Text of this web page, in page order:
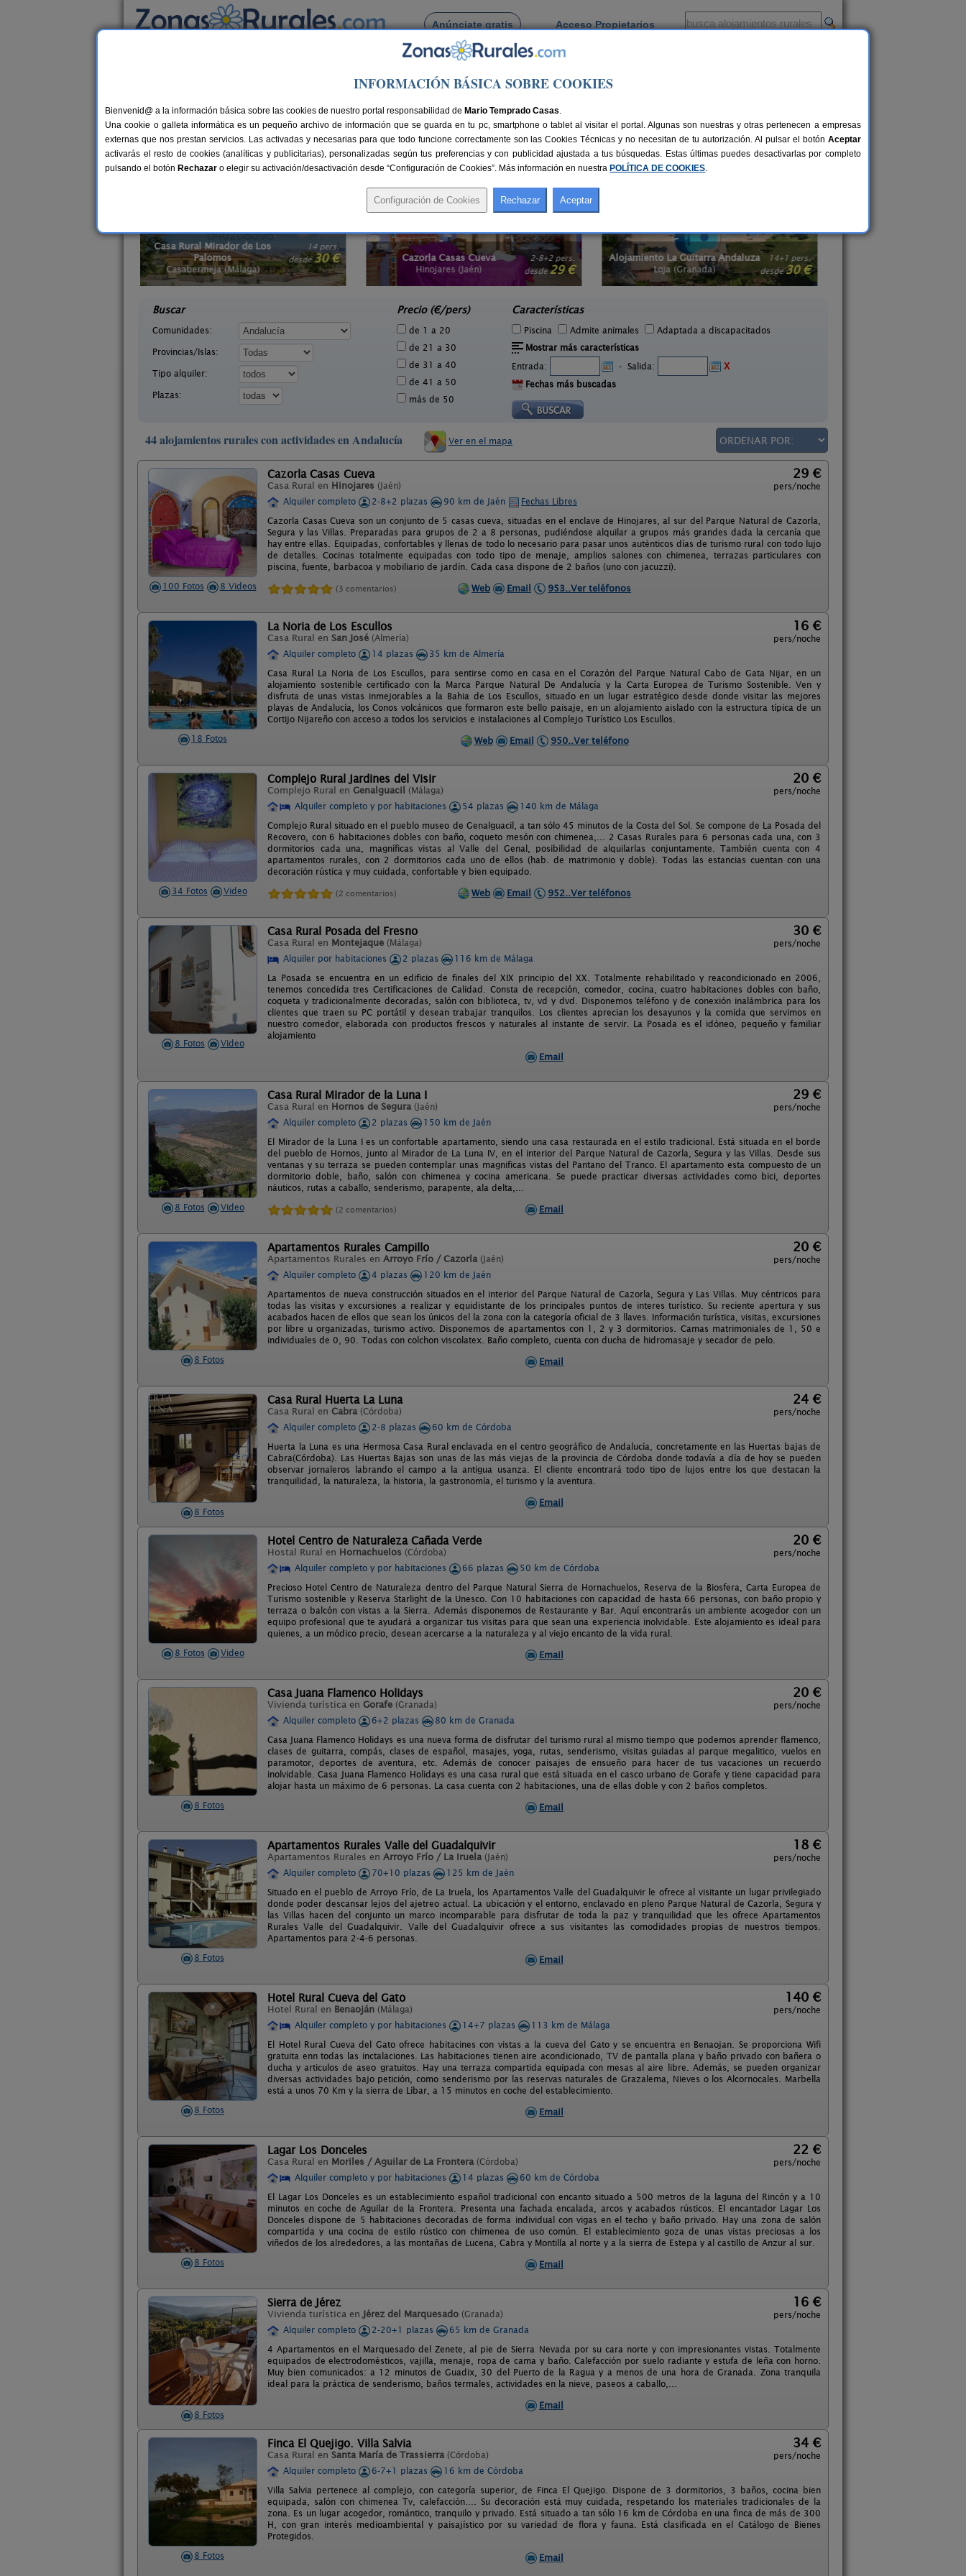
Anúnciate gratis Acceso Propietarios
Busca por pueblo
> Andalucía
Casas Rurales con actividades en Andalucía
Si además de desconectar, disfrutar de la tranquilidad de la naturaleza y del encanto de un bello paisaje, buscas un poco de turismo activo, los
alojamientos con actividades en Andalucíate presentan múltiples opciones para que disfrutes de tu viaje con otras alternativas de ocio con familiares,
amigos o en pareja. También, te recomendamos buscar
Casas recomendadas por viajeros en Andalucía , un listado de las mejor valoradas.
2-8+2 pers.
desde29 €
Cazorla Casas Cueva
Hinojares (Jaén)
14+1 pers.
desde30 €
Alojamiento La Guitarra Andaluza
Loja (Granada)
8-12+2 pers.
desde24 €
Cortijo El Paso
Vélez Blanco (Almería)
Buscar
Comunidades:
Provincias/Islas:
Tipo alquiler:
Plazas:
Precio (€/pers)
de 1 a 20
de 21 a 30
de 31 a 40
de 41 a 50
más de 50
Características
Piscina Admite animales
Adaptada a discapacitados
Mostrar más características
Entrada:
- Salida:
X
Fechas más buscadas
44 alojamientos rurales con actividades en Andalucía Ver en el mapa
100 Fotos 8 Videos
Cazorla Casas Cueva
Casa Rural en Hinojares (Jaén)
29 €
pers/noche
Alquiler completo
2-8+2 plazas 90 km de Jaén
Fechas Libres
Cazorla Casas Cueva son un conjunto de 5 casas cueva, situadas en el enclave de Hinojares, al sur del Parque Natural de Cazorla,
Segura y las Villas. Preparadas para grupos de 2 a 8 personas, pudiéndose alquilar a grupos más grandes dada la cercanía que
hay entre ellas. Equipadas, confortables y llenas de todo lo necesario para pasar unos auténticos días de turismo rural con todo lujo
de detalles. Cocinas totalmente equipadas con todo tipo de menaje, amplios salones con chimenea, terrazas particulares con
piscina, fuente, barbacoa y mobiliario de jardín. Cada casa dispone de 2 baños (uno con jacuzzi).
(3 comentarios) Web Email 953..Ver teléfonos
18 Fotos
La Noria de Los Escullos
Casa Rural en San José (Almería)
16 €
pers/noche
Alquiler completo
14 plazas
35 km de Almería
Casa Rural La Noria de Los Escullos, para sentirse como en casa en el Corazón del Parque Natural Cabo de Gata Nijar, en un
alojamiento sostenible certificado con la Marca Parque Natural De Andalucía y la Carta Europea de Turismo Sostenible. Ven y
disfruta de unas vistas inmejorables a la Bahia de Los Escullos, situado en un lugar estratégico desde donde visitar las mejores
playas de Andalucía, los Conos volcánicos que formaron este bello paisaje, en un alojamiento aislado con la estructura típica de un
Cortijo Nijareño con acceso a todos los servicios e instalaciones al Complejo Turístico Los Escullos.
Web
Email 950..Ver teléfono
34 Fotos Video
Complejo Rural Jardines del Visir
Complejo Rural en Genalguacil (Málaga)
20 €
pers/noche
Alquiler completo y por habitaciones
54 plazas
140 km de Málaga
Complejo Rural situado en el pueblo museo de Genalguacil, a tan sólo 45 minutos de la Costa del Sol. Se compone de La Posada del
Recovero, con 6 habitaciones dobles con baño, coqueto mesón con chimenea,... 2 Casas Rurales para 6 personas cada una, con 3
dormitorios cada una, magníficas vistas al Valle del Genal, posibilidad de alquilarlas conjuntamente. También cuenta con 4
apartamentos rurales, con 2 dormitorios cada uno de ellos (hab. de matrimonio y doble). Todas las estancias cuentan con una
decoración rústica y muy cuidada, confortable y bien equipado.
(2 comentarios) Web Email 952..Ver teléfonos
8 Fotos Video
Casa Rural Posada del Fresno
Casa Rural en Montejaque (Málaga)
30 €
pers/noche
Alquiler por habitaciones
2 plazas
116 km de Málaga
La Posada se encuentra en un edificio de finales del XIX principio del XX. Totalmente rehabilitado y reacondicionado en 2006,
tenemos concedida tres Certificaciones de Calidad. Consta de recepción, comedor, cocina, cuatro habitaciones dobles con baño,
coqueta y tradicionalmente decoradas, salón con biblioteca, tv, vd y dvd. Disponemos teléfono y de conexión inalámbrica para los
clientes que traen su PC portátil y desean trabajar tranquilos. Los clientes aprecian los desayunos y la comida que servimos en
nuestro comedor, elaborada con productos frescos y naturales al instante de servir. La Posada es el idóneo, pequeño y familiar
alojamiento
Email
8 Fotos Video
Casa Rural Mirador de la Luna I
Casa Rural en Hornos de Segura (Jaén)
29 €
pers/noche
Alquiler completo
2 plazas
150 km de Jaén
El Mirador de la Luna I es un confortable apartamento, siendo una casa restaurada en el estilo tradicional. Está situada en el borde
del pueblo de Hornos, junto al Mirador de La Luna IV, en el interior del Parque Natural de Cazorla, Segura y las Villas. Desde sus
ventanas y su terraza se pueden contemplar unas magnificas vistas del Pantano del Tranco. El apartamento esta compuesto de un
dormitorio doble, baño, salón con chimenea y cocina americana. Se puede practicar diversas actividades como bici, deportes
náuticos, rutas a caballo, senderismo, parapente, ala delta,...
(2 comentarios) Email
8 Fotos
Apartamentos Rurales Campillo
Apartamentos Rurales en Arroyo Frío / Cazorla (Jaén)
20 €
pers/noche
Alquiler completo
4 plazas
120 km de Jaén
Apartamentos de nueva construcción situados en el interior del Parque Natural de Cazorla, Segura y Las Villas. Muy céntricos para
todas las visitas y excursiones a realizar y equidistante de los principales puntos de interes turístico. Su reciente apertura y sus
acabados hacen de ellos que sean los únicos del la zona con la categoría oficial de 3 llaves. Información turística, visitas, excursiones
por libre u organizadas, turismo activo. Disponemos de apartamentos con 1, 2 y 3 dormitorios. Camas matrimoniales de 1, 50 e
individuales de 0, 90. Todas con colchon viscolatex. Baño completo, cuenta con ducha de hidromasaje y secador de pelo.
Email
8 Fotos
Casa Rural Huerta La Luna
Casa Rural en Cabra (Córdoba)
24 €
pers/noche
Alquiler completo
2-8 plazas
60 km de Córdoba
Huerta la Luna es una Hermosa Casa Rural enclavada en el centro geográfico de Andalucía, concretamente en las Huertas bajas de
Cabra(Córdoba). Las Huertas Bajas son unas de las más viejas de la provincia de Córdoba donde todavía a día de hoy se pueden
observar jornaleros labrando el campo a la antigua usanza. El cliente encontrará todo tipo de lujos entre los que destacan la
tranquilidad, la naturaleza, la historia, la gastronomía, el turismo y la aventura.
Email
8 Fotos Video
Hotel Centro de Naturaleza Cañada Verde
Hostal Rural en Hornachuelos (Córdoba)
20 €
pers/noche
Alquiler completo y por habitaciones
66 plazas
50 km de Córdoba
Precioso Hotel Centro de Naturaleza dentro del Parque Natural Sierra de Hornachuelos, Reserva de la Biosfera, Carta Europea de
Turismo sostenible y Reserva Starlight de la Unesco. Con 10 habitaciones con capacidad de hasta 66 personas, con baño propio y
terraza o balcón con vistas a la Sierra. Además disponemos de Restaurante y Bar. Aquí encontrarás un ambiente acogedor con un
equipo profesional que te ayudará a organizar tus visitas para que sean una experiencia inolvidable. Este alojamiento es ideal para
quienes, a un módico precio, desean acercarse a la naturaleza y al viejo encanto de la vida rural.
Email
8 Fotos
Casa Juana Flamenco Holidays
Vivienda turística en Gorafe (Granada)
20 €
pers/noche
Alquiler completo
6+2 plazas
80 km de Granada
Casa Juana Flamenco Holidays es una nueva forma de disfrutar del turismo rural al mismo tiempo que podemos aprender flamenco,
clases de guitarra, compás, clases de español, masajes, yoga, rutas, senderismo, visitas guiadas al parque megalitico, vuelos en
paramotor, deportes de aventura, etc. Además de conocer paisajes de ensueño para hacer de tus vacaciones un recuerdo
inolvidable. Casa Juana Flamenco Holidays es una casa rural que está situada en el casco urbano de Gorafe y tiene capacidad para
alojar hasta un máximo de 6 personas. La casa cuenta con 2 habitaciones, una de ellas doble y con 2 baños completos.
Email
8 Fotos
Apartamentos Rurales Valle del Guadalquivir
Apartamentos Rurales en Arroyo Frío / La Iruela (Jaén)
18 €
pers/noche
Alquiler completo
70+10 plazas
125 km de Jaén
Situado en el pueblo de Arroyo Frío, de La Iruela, los Apartamentos Valle del Guadalquivir le ofrece al visitante un lugar privilegiado
donde poder descansar lejos del ajetreo actual. La ubicación y el entorno, enclavado en pleno Parque Natural de Cazorla, Segura y
las Villas hacen del conjunto un marco incomparable para disfrutar de toda la paz y tranquilidad que les ofrece Apartamentos
Rurales Valle del Guadalquivir. Valle del Guadalquivir ofrece a sus visitantes las comodidades propias de nuestros tiempos.
Apartamentos para 2-4-6 personas.
Email
8 Fotos
Hotel Rural Cueva del Gato
Hotel Rural en Benaoján (Málaga)
140 €
pers/noche
Alquiler completo y por habitaciones
14+7 plazas
113 km de Málaga
El Hotel Rural Cueva del Gato ofrece habitacines con vistas a la cueva del Gato y se encuentra en Benaojan. Se proporciona Wifi
gratuita enn todas las inctalaciones. Las habitaciones tienen aire acondicionado, TV de pantalla plana y baño privado con bañera o
ducha y articulos de aseo gratuitos. Hay una terraza compartida equipada con mesas al aire libre. Además, se pueden organizar
diversas actividades bajo petición, como senderismo por las reservas naturales de Grazalema, Nieves o los Alcornocales. Marbella
está a unos 70 Km y la sierra de Líbar, a 15 minutos en coche del establecimiento.
Email
8 Fotos
Lagar Los Donceles
Casa Rural en Moriles / Aguilar de La Frontera (Córdoba)
22 €
pers/noche
Alquiler completo y por habitaciones
14 plazas
60 km de Córdoba
El Lagar Los Donceles es un establecimiento español tradicional con encanto situado a 500 metros de la laguna del Rincón y a 10
minutos en coche de Aguilar de la Frontera. Presenta una fachada encalada, arcos y acabados rústicos. El encantador Lagar Los
Donceles dispone de 5 habitaciones decoradas de forma individual con vigas en el techo y baño privado. Hay una zona de salón
compartida y una cocina de estilo rústico con chimenea de uso común. El establecimiento goza de unas vistas preciosas a los
viñedos de los alrededores, a las montañas de Lucena, Cabra y Montilla al norte y a la sierra de Estepa y al castillo de Anzur al sur.
Email
8 Fotos
Sierra de Jérez
Vivienda turística enJérez del Marquesado (Granada)
16 €
pers/noche
Alquiler completo
2-20+1 plazas
65 km de Granada
4 Apartamentos en el Marquesado del Zenete, al pie de Sierra Nevada por su cara norte y con impresionantes vistas. Totalmente
equipados de electrodomésticos, vajilla, menaje, ropa de cama y baño. Calefacción por suelo radiante y estufa de leña con horno.
Muy bien comunicados: a 12 minutos de Guadix, 30 del Puerto de la Ragua y a menos de una hora de Granada. Zona tranquila
ideal para la práctica de senderismo, baños termales, actividades en la nieve, paseos a caballo,...
Email
8 Fotos
Finca El Quejigo. Villa Salvia
Casa Rural en Santa María de Trassierra (Córdoba)
34 €
pers/noche
Alquiler completo
6-7+1 plazas
16 km de Córdoba
Villa Salvia pertenece al complejo, con categoría superior, de Finca El Quejigo. Dispone de 3 dormitorios, 3 baños, cocina bien
equipada, salón con chimenea Tv, calefacción…. Su decoración está muy cuidada, respetando los materiales tradicionales de la
zona. Es un lugar acogedor, romántico, tranquilo y privado. Está situado a tan sólo 16 km de Córdoba en una finca de más de 300
H, con gran interés medioambiental y paisajístico por su variedad de flora y fauna. Está clasificada en el Catálogo de Bienes
Protegidos.
Email
INFORMACIÓN BÁSICA SOBRE COOKIES
Bienvenid@ a la información básica sobre las cookies de nuestro portal responsabilidad de Mario Temprado Casas.
Una cookie o galleta informática es un pequeño archivo de información que se guarda en tu pc, smartphone o tablet al visitar el portal. Algunas son nuestras y otras pertenecen a empresas
externas que nos prestan servicios. Las activadas y necesarias para que todo funcione correctamente son las Cookies Técnicas y no necesitan de tu autorización. Al pulsar el botón Aceptar
activarás el resto de cookies (analíticas y publicitarias), personalizadas según tus preferencias y con publicidad ajustada a tus búsquedas. Estas últimas puedes desactivarlas por completo
pulsando el botón Rechazar o elegir su activación/desactivación desde “Configuración de Cookies”. Más información en nuestra POLÍTICA DE COOKIES.